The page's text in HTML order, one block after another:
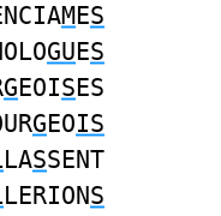
MES
GUES
GEOISES
GEOIS
LASSENT
LERIONS